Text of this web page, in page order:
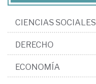
CIENCIAS SOCIALES
DERECHO
ECONOMÍA